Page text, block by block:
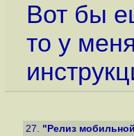
Вот бы
то у
27. "Релиз